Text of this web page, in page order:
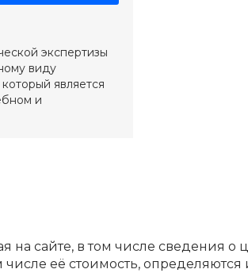
экспертизы
виду
является
и
сайте, в том числе сведения о
числе её стоимость,